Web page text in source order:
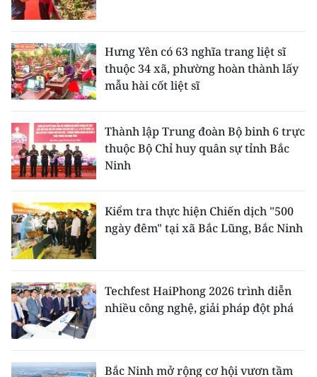
Hưng Yên có 63 nghĩa trang liệt sĩ
thuộc 34 xã, phường hoàn thành lấy
mẫu hài cốt liệt sĩ
Thành lập Trung đoàn Bộ binh 6 trực
thuộc Bộ Chỉ huy quân sự tỉnh Bắc
Ninh
Kiểm tra thực hiện Chiến dịch "500
ngày đêm" tại xã Bắc Lũng, Bắc Ninh
Techfest HaiPhong 2026 trình diễn
nhiều công nghệ, giải pháp đột phá
Bắc Ninh mở rộng cơ hội vươn tầm